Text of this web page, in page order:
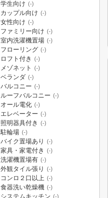
学生向け (-)
カップル向け (-)
女性向け (-)
ファミリー向け (-)
室内洗濯機置場 (-)
フローリング (-)
ロフト付き (-)
メゾネット (-)
ベランダ (-)
バルコニー (-)
ルーフバルコニー (-)
オール電化 (-)
エレベーター (-)
照明器具付き (-)
駐輪場 (-)
バイク置場あり (-)
家具・家電付き (-)
洗濯機置場有 (-)
外観タイル張り (-)
コンロ２口以上 (-)
食器洗い乾燥機 (-)
システムキッチン (-)